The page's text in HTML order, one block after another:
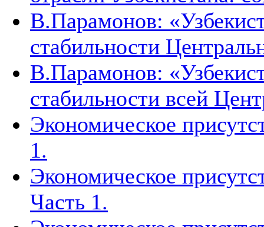
В.Парамонов:
стабильности
В.Парамонов:
стабильности всей
Экономическое
1.
Экономическое
Часть 1.